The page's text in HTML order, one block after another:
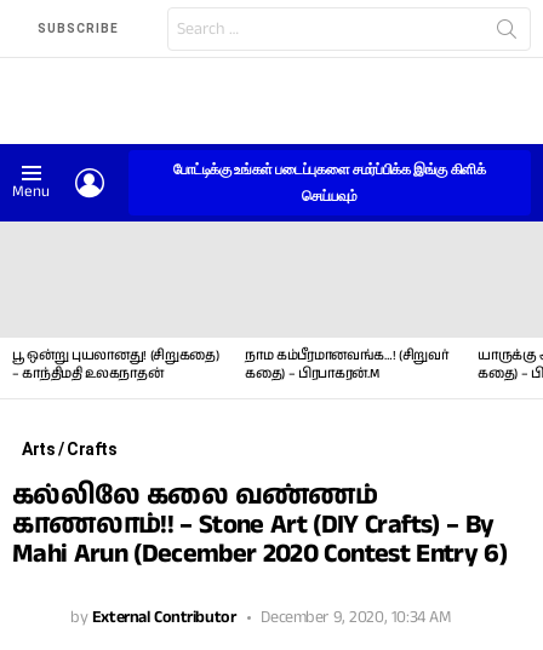
SUBSCRIBE
for:
Menu
போட்டிக்கு உங்கள் படைப்புகளை சமர்ப்பிக்க இங்கு கிளிக்
செய்யவும்
பூ ஒன்று புயலானது! (சிறுகதை)
– காந்திமதி உலகநாதன்
நாம கம்பீரமானவங்க…! (சிறுவர்
கதை) – பிரபாகரன்.M
யாருக்கு
கதை) –
Arts / Crafts
கல்லிலே கலை வண்ணம்
காணலாம்!! – Stone Art (DIY Crafts) – By
Mahi Arun (December 2020 Contest Entry 6)
byExternal Contributor December 9, 2020, 10:34 AM